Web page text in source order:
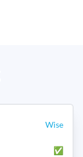
Wise
✅